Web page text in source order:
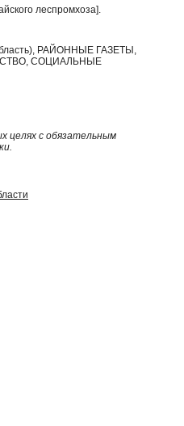
леспромхоза].
РАЙОННЫЕ ГАЗЕТЫ,
СОЦИАЛЬНЫЕ
целях с обязательным